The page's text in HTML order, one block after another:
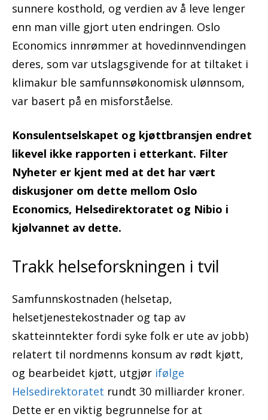
sunnere kosthold, og verdien av å leve lenger
enn man ville gjort uten endringen. Oslo
Economics innrømmer at hovedinnvendingen
deres, som var utslagsgivende for at tiltaket i
klimakur ble samfunnsøkonomisk ulønnsom,
var basert på en misforståelse.
Konsulentselskapet og kjøttbransjen endret
likevel ikke rapporten i etterkant. Filter
Nyheter er kjent med at det har vært
diskusjoner om dette mellom Oslo
Economics, Helsedirektoratet og Nibio i
kjølvannet av dette.
Trakk helseforskningen i tvil
Samfunnskostnaden (helsetap,
helsetjenestekostnader og tap av
skatteinntekter fordi syke folk er ute av jobb)
relatert til nordmenns konsum av rødt kjøtt,
og bearbeidet kjøtt, utgjør ifølge
Helsedirektoratet rundt 30 milliarder kroner.
Dette er en viktig begrunnelse for at